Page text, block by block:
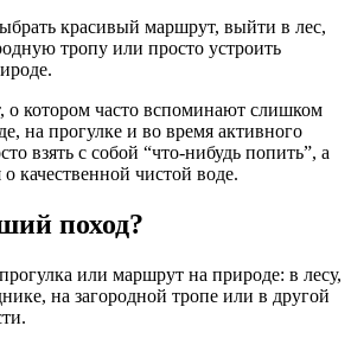
красивый маршрут, выйти в лес,
тропу или просто устроить
о котором часто вспоминают слишком
на прогулке и во время активного
взять с собой “что-нибудь попить”, а
о качественной чистой воде.
поход?
или маршрут на природе: в лесу,
на загородной тропе или в другой